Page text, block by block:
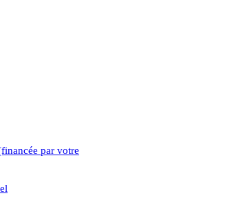
par votre